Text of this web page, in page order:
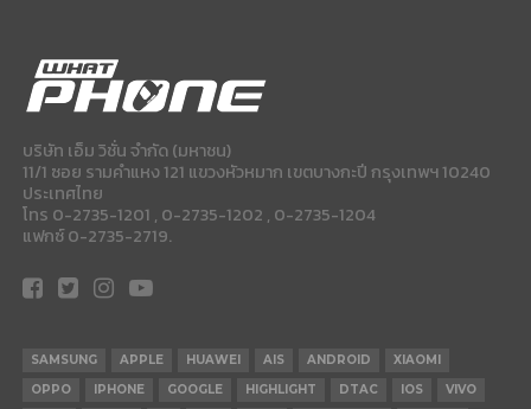
บริษัท เอ็ม วิชั่น จำกัด (มหาชน)
11/1 ซอย รามคำแหง 121 แขวงหัวหมาก เขตบางกะปี กรุงเทพฯ 10240
ประเทศไทย
โทร 0-2735-1201 , 0-2735-1202 , 0-2735-1204
แฟกซ์ 0-2735-2719.
SAMSUNG APPLE HUAWEI AIS ANDROID
XIAOMI
OPPO
IPHONE GOOGLE HIGHLIGHT DTAC IOS
VIVO